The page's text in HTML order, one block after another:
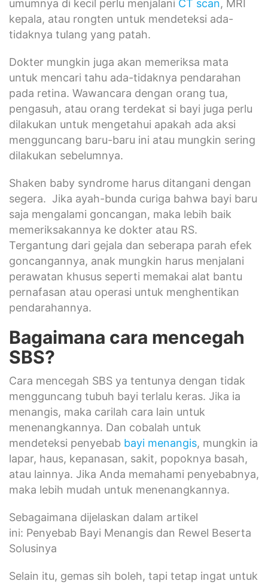
umumnya di kecil perlu menjalani CT scan, MRI
kepala, atau rongten untuk mendeteksi ada-
tidaknya tulang yang patah.
Dokter mungkin juga akan memeriksa mata
untuk mencari tahu ada-tidaknya pendarahan
pada retina. Wawancara dengan orang tua,
pengasuh, atau orang terdekat si bayi juga perlu
dilakukan untuk mengetahui apakah ada aksi
mengguncang baru-baru ini atau mungkin sering
dilakukan sebelumnya.
Shaken baby syndrome harus ditangani dengan
segera. Jika ayah-bunda curiga bahwa bayi baru
saja mengalami goncangan, maka lebih baik
memeriksakannya ke dokter atau RS.
Tergantung dari gejala dan seberapa parah efek
goncangannya, anak mungkin harus menjalani
perawatan khusus seperti memakai alat bantu
pernafasan atau operasi untuk menghentikan
pendarahannya.
Bagaimana cara mencegah
SBS?
Cara mencegah SBS ya tentunya dengan tidak
mengguncang tubuh bayi terlalu keras. Jika ia
menangis, maka carilah cara lain untuk
menenangkannya. Dan cobalah untuk
mendeteksi penyebab bayi menangis, mungkin ia
lapar, haus, kepanasan, sakit, popoknya basah,
atau lainnya. Jika Anda memahami penyebabnya,
maka lebih mudah untuk menenangkannya.
Sebagaimana dijelaskan dalam artikel
ini: Penyebab Bayi Menangis dan Rewel Beserta
Solusinya
Selain itu, gemas sih boleh, tapi tetap ingat untuk